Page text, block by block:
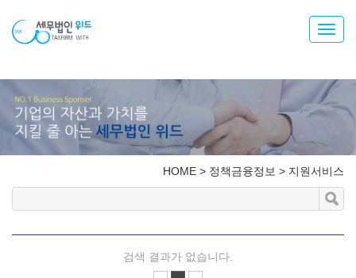
HOME > 정책금융정보 > 지원서비스
검색 결과가 없습니다.